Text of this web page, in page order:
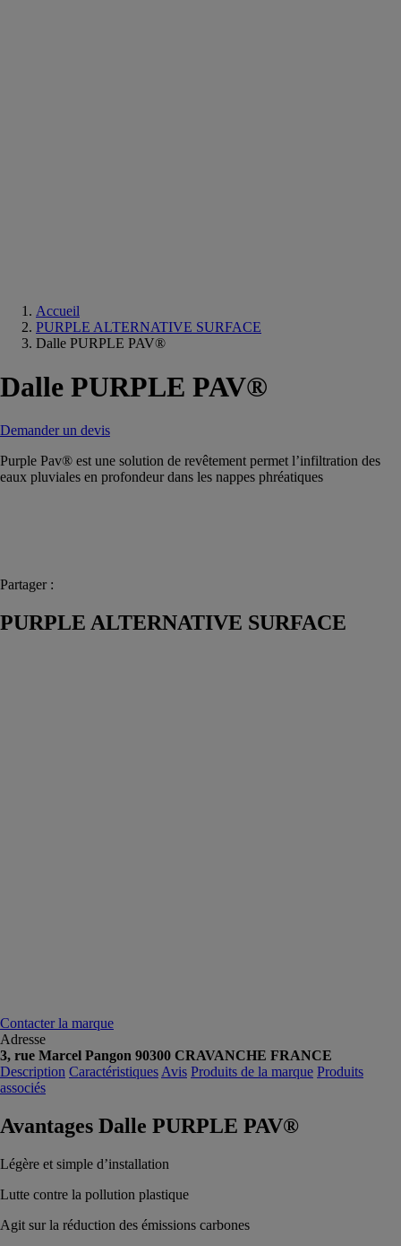
Accueil
PURPLE ALTERNATIVE SURFACE
Dalle PURPLE PAV®
Dalle PURPLE PAV®
Demander un devis
Purple Pav® est une solution de revêtement permet l’infiltration des
eaux pluviales en profondeur dans les nappes phréatiques
Partager :
PURPLE ALTERNATIVE SURFACE
Contacter la marque
Adresse
3, rue Marcel Pangon 90300 CRAVANCHE FRANCE
Description Caractéristiques Avis Produits de la marque Produits
associés
Avantages Dalle PURPLE PAV®
Légère et simple d’installation
Lutte contre la pollution plastique
Agit sur la réduction des émissions carbones